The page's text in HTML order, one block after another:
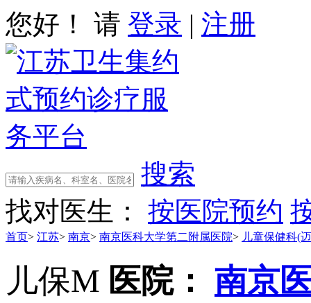
您好！ 请 登录 | 注册
搜索
找对医生：
按医院预约
首页> 江苏> 南京> 南京医科大学第二附属医院> 儿童保健科(
儿保M 医院： 南京